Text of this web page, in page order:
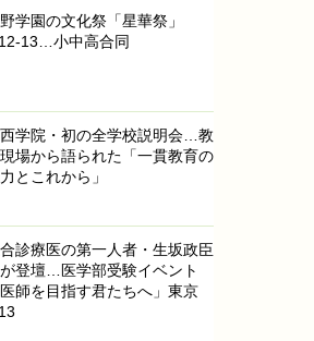
学園の文化祭「星華祭」
13…小中高合同
学院・初の全学校説明会…教
場から語られた「一貫教育の
とこれから」
診療医の第一人者・生坂政臣
登壇…医学部受験イベント
医師を目指す君たちへ」東京